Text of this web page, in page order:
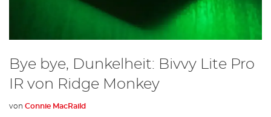
Bye bye, Dunkelheit: Bivvy Lite Pro
IR von Ridge Monkey
von Connie MacRaild